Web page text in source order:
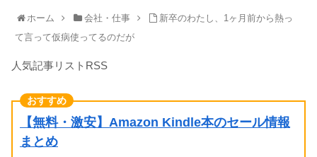
ホーム 会社・仕事
新卒のわたし、1ヶ月前から熱っ
て言って仮病使ってるのだが
人気記事リストRSS
【無料・激安】Amazon Kindle本のセール情報
まとめ